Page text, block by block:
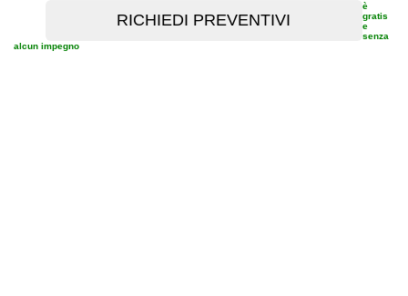
è
gratis
e
senza
alcun impegno